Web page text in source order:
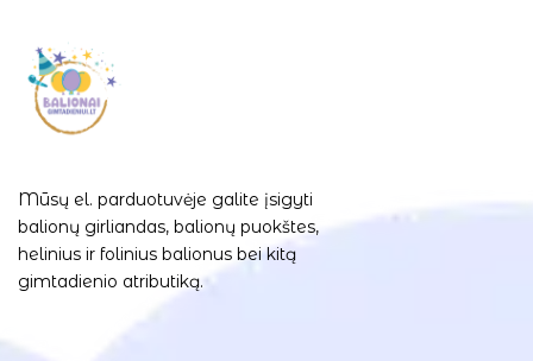
Mūsų el. parduotuvėje galite įsigyti
balionų girliandas, balionų puokštes,
helinius ir folinius balionus bei kitą
gimtadienio atributiką.